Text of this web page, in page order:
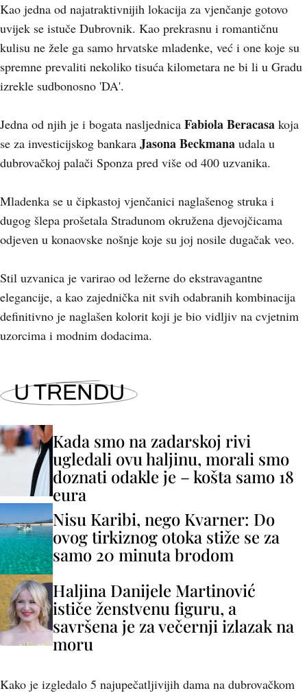
Kao jedna od najatraktivnijih lokacija za vjenčanje gotovo
uvijek se istuče Dubrovnik. Kao prekrasnu i romantičnu
kulisu ne žele ga samo hrvatske mladenke, već i one koje su
spremne prevaliti nekoliko tisuća kilometara ne bi li u Gradu
izrekle sudbonosno 'DA'.
Jedna od njih je i bogata nasljednica Fabiola Beracasa koja
se za investicijskog bankara Jasona Beckmana udala u
dubrovačkoj palači Sponza pred više od 400 uzvanika.
Mladenka se u čipkastoj vjenčanici naglašenog struka i
dugog šlepa prošetala Stradunom okružena djevojčicama
odjeven u konaovske nošnje koje su joj nosile dugačak veo.
Stil uzvanica je varirao od ležerne do ekstravagantne
elegancije, a kao zajednička nit svih odabranih kombinacija
definitivno je naglašen kolorit koji je bio vidljiv na cvjetnim
uzorcima i modnim dodacima.
U TRENDU
Kada smo na zadarskoj rivi
ugledali ovu haljinu, morali smo
doznati odakle je – košta samo 18
eura
Nisu Karibi, nego Kvarner: Do
ovog tirkiznog otoka stiže se za
samo 20 minuta brodom
Haljina Danijele Martinović
ističe ženstvenu figuru, a
savršena je za večernji izlazak na
moru
Kako je izgledalo 5 najupečatljivijih dama na dubrovačkom